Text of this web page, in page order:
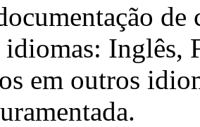
de
idiomas: Inglês,
em outros